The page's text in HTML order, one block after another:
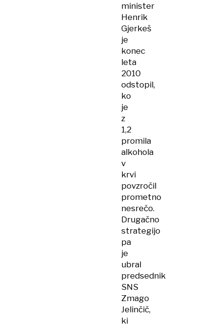
minister
Henrik
Gjerkeš
je
konec
leta
2010
odstopil,
ko
je
z
1,2
promila
alkohola
v
krvi
povzročil
prometno
nesrečo.
Drugačno
strategijo
pa
je
ubral
predsednik
SNS
Zmago
Jelinčič,
ki